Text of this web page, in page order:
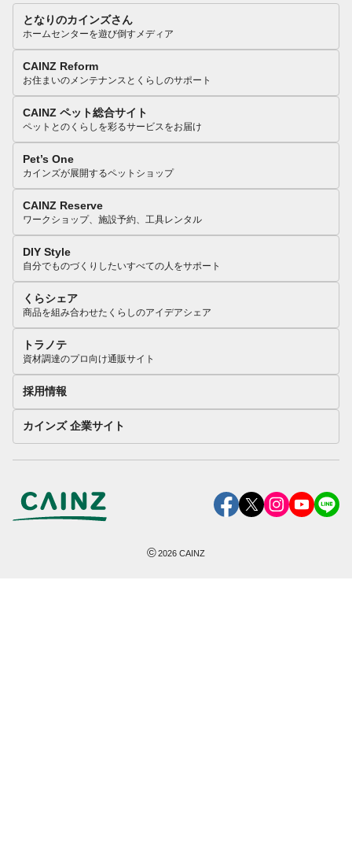
となりのカインズさん
ホームセンターを遊び倒すメディア
CAINZ Reform
お住まいのメンテナンスとくらしのサポート
CAINZ ペット総合サイト
ペットとのくらしを彩るサービスをお届け
Pet’s One
カインズが展開するペットショップ
CAINZ Reserve
ワークショップ、施設予約、工具レンタル
DIY Style
自分でものづくりしたいすべての人をサポート
くらシェア
商品を組み合わせたくらしのアイデアシェア
トラノテ
資材調達のプロ向け通販サイト
採用情報
カインズ 企業サイト
©2026 CAINZ